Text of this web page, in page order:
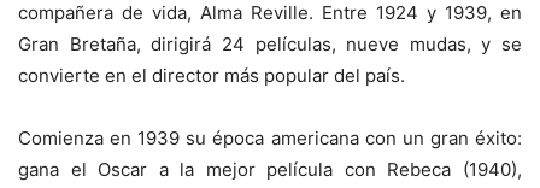
compañera de vida, Alma Reville. Entre 1924 y 1939, en
Gran Bretaña, dirigirá 24 películas, nueve mudas, y se
convierte en el director más popular del país.
Comienza en 1939 su época americana con un gran éxito:
gana el Oscar a la mejor película con Rebeca (1940),